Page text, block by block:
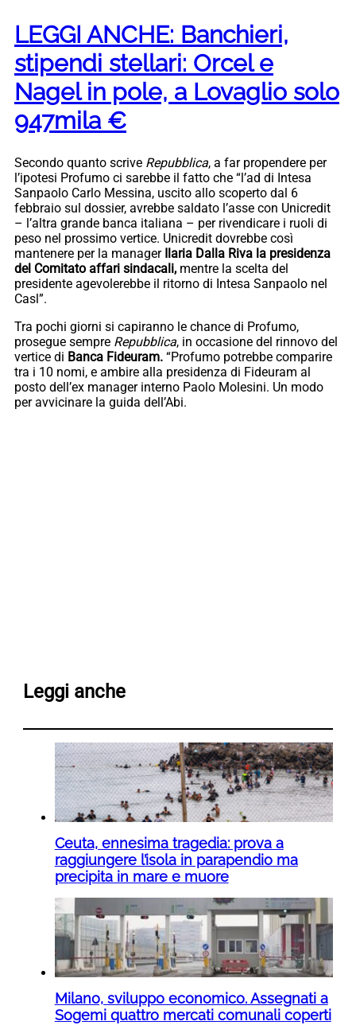
LEGGI ANCHE: Banchieri,
stipendi stellari: Orcel e
Nagel in pole, a Lovaglio solo
947mila €
Secondo quanto scrive Repubblica, a far propendere per
l’ipotesi Profumo ci sarebbe il fatto che “l’ad di Intesa
Sanpaolo Carlo Messina, uscito allo scoperto dal 6
febbraio sul dossier, avrebbe saldato l’asse con Unicredit
– l’altra grande banca italiana – per rivendicare i ruoli di
peso nel prossimo vertice. Unicredit dovrebbe così
mantenere per la managerIlaria Dalla Riva la presidenza
del Comitato affari sindacali, mentre la scelta del
presidente agevolerebbe il ritorno di Intesa Sanpaolo nel
Casl”.
Tra pochi giorni si capiranno le chance di Profumo,
prosegue sempre Repubblica, in occasione del rinnovo del
vertice di Banca Fideuram. “Profumo potrebbe comparire
tra i 10 nomi, e ambire alla presidenza di Fideuram al
posto dell’ex manager interno Paolo Molesini. Un modo
per avvicinare la guida dell’Abi.
Leggi anche
Ceuta, ennesima tragedia: prova a
raggiungere l’isola in parapendio ma
precipita in mare e muore
Milano, sviluppo economico. Assegnati a
Sogemi quattro mercati comunali coperti